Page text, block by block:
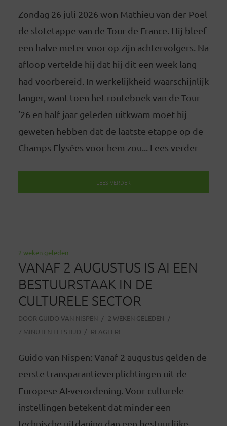
Zondag 26 juli 2026 won Mathieu van der Poel
de slotetappe van de Tour de France. Hij bleef
een halve meter voor op zijn achtervolgers. Na
afloop vertelde hij dat hij dit een week lang
had voorbereid. In werkelijkheid waarschijnlijk
langer, want toen het routeboek van de Tour
’26 en half jaar geleden uitkwam moet hij
geweten hebben dat de laatste etappe op de
Champs Elysées voor hem zou... Lees verder
LEES VERDER
2 weken geleden
VANAF 2 AUGUSTUS IS AI EEN
BESTUURSTAAK IN DE
CULTURELE SECTOR
DOOR GUIDO VAN NISPEN
2 WEKEN GELEDEN
7 MINUTEN LEESTIJD
REAGEER!
Guido van Nispen: Vanaf 2 augustus gelden de
eerste transparantieverplichtingen uit de
Europese AI-verordening. Voor culturele
instellingen betekent dat minder een
technische uitdaging dan een bestuurlijke